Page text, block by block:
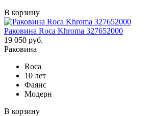
В корзину
Раковина Roca Khroma 327652000
19 050 руб.
Раковина
Roca
10 лет
Фаянс
Модерн
В корзину